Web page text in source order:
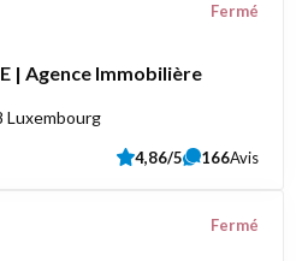
| Agence Immobilière
Luxembourg
Fermé
4,86/5 166Avis
Fermé